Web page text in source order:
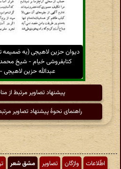
دیوان حزین لاهیجی (به ضمیمه
کتابفروشی خیام - شیخ
عبدالله حزین لاهیجی -
پیشنهاد تصاویر مرتبط از
راهنمای نحوهٔ پیشنهاد تصاویر
اطّلاعات واژگان تصاویر مشق شعر